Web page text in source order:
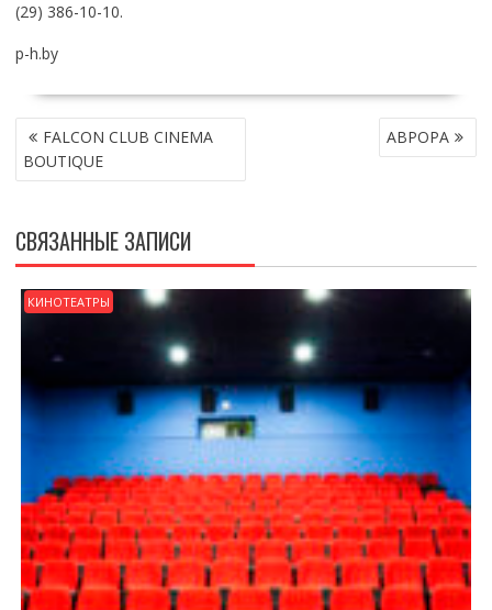
(29) 386-10-10.
p-h.by
НАВИГАЦИЯ
ПО
ЗАПИСЯМ
FALCON CLUB CINEMA
BOUTIQUE
АВРОРА
СВЯЗАННЫЕ ЗАПИСИ
КИНОТЕАТРЫ